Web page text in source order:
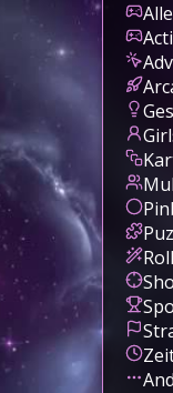
Alle